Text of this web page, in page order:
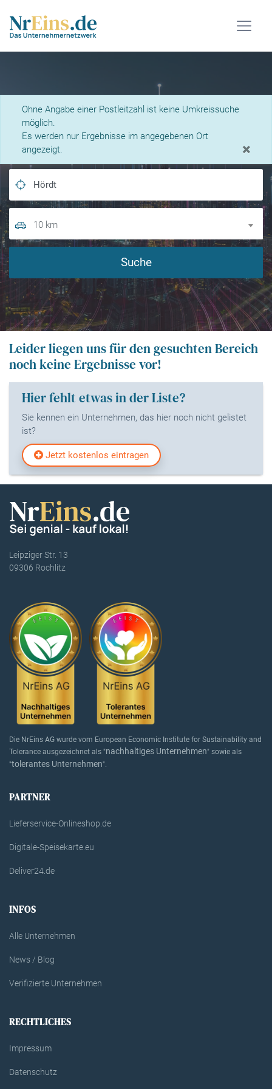
Ohne Angabe einer Postleitzahl ist keine Umkreissuche
möglich.
Es werden nur Ergebnisse im angegebenen Ort
angezeigt.
×
Was suchen Sie?
10 km
Suche
Leider liegen uns für den gesuchten Bereich
noch keine Ergebnisse vor!
Hier fehlt etwas in der Liste?
Sie kennen ein Unternehmen, das hier noch nicht gelistet
ist?
Jetzt kostenlos eintragen
Leipziger Str. 13
09306 Rochlitz
Die NrEins AG wurde vom European Economic Institute for Sustainability and
Tolerance ausgezeichnet als "nachhaltiges Unternehmen" sowie als
"tolerantes Unternehmen".
PARTNER
Lieferservice-Onlineshop.de
Digitale-Speisekarte.eu
Deliver24.de
INFOS
Alle Unternehmen
News / Blog
Verifizierte Unternehmen
RECHTLICHES
Impressum
Datenschutz